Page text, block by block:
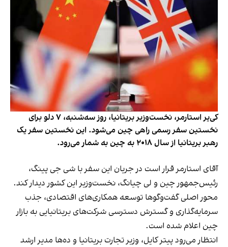
کی‌یر استارمر، نخست‌وزیر بریتانیا، روز سه‌شنبه، ۷ دلو برای
نخستین سفر رسمی راهی چین می‌شود. این نخستین سفر یک
رهبر بریتانیا از سال ۲۰۱۸ به چین به شمار می‌رود.
آقای استارمر قرار است در جریان این سفر با شی جی پینگ،
رئیس‌جمهور چین و لی چیانگ، نخست‌وزیر این کشور دیدار کند.
محور اصلی گفت‌وگوها توسعه همکاری‌های اقتصادی، جذب
سرمایه‌گذاری و گسترش دسترسی شرکت‌های بریتانیایی به بازار
چین اعلام شده است.
انتظار می‌رود پیتر کایل، وزیر تجارت بریتانیا و ده‌ها مدیر ارشد